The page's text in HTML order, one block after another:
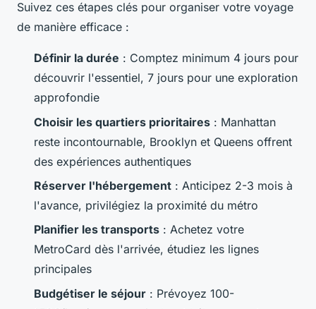
Suivez ces étapes clés pour organiser votre voyage
de manière efficace :
Définir la durée : Comptez minimum 4 jours pour
découvrir l'essentiel, 7 jours pour une exploration
approfondie
Choisir les quartiers prioritaires : Manhattan
reste incontournable, Brooklyn et Queens offrent
des expériences authentiques
Réserver l'hébergement : Anticipez 2-3 mois à
l'avance, privilégiez la proximité du métro
Planifier les transports : Achetez votre
MetroCard dès l'arrivée, étudiez les lignes
principales
Budgétiser le séjour : Prévoyez 100-